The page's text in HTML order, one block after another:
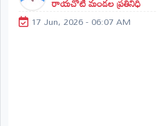
ప్రధాన17 Jun, 2026 - 06:07 AM